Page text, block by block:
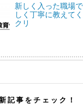
新しく入った職場
しく丁寧に教えて
クリ
記事をチェック！